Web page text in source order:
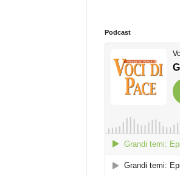
Podcast